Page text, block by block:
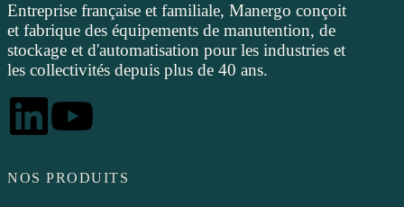
Entreprise française et familiale, Manergo conçoit
et fabrique des équipements de manutention, de
stockage et d'automatisation pour les industries et
les collectivités depuis plus de 40 ans.
NOS PRODUITS